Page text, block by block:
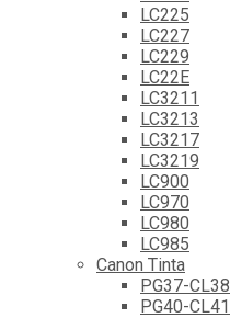
LC225
LC227
LC229
LC22E
LC3211
LC3213
LC3217
LC3219
LC900
LC970
LC980
LC985
Canon Tinta
PG37-CL38
PG40-CL41